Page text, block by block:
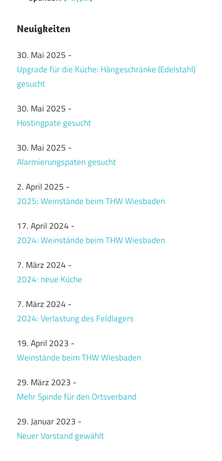
Neuigkeiten
30. Mai 2025 -
Upgrade für die Küche: Hängeschränke (Edelstahl)
gesucht
30. Mai 2025 -
Hostingpate gesucht
30. Mai 2025 -
Alarmierungspaten gesucht
2. April 2025 -
2025: Weinstände beim THW Wiesbaden
17. April 2024 -
2024: Weinstände beim THW Wiesbaden
7. März 2024 -
2024: neue Küche
7. März 2024 -
2024: Verlastung des Feldlagers
19. April 2023 -
Weinstände beim THW Wiesbaden
29. März 2023 -
Mehr Spinde für den Ortsverband
29. Januar 2023 -
Neuer Vorstand gewählt